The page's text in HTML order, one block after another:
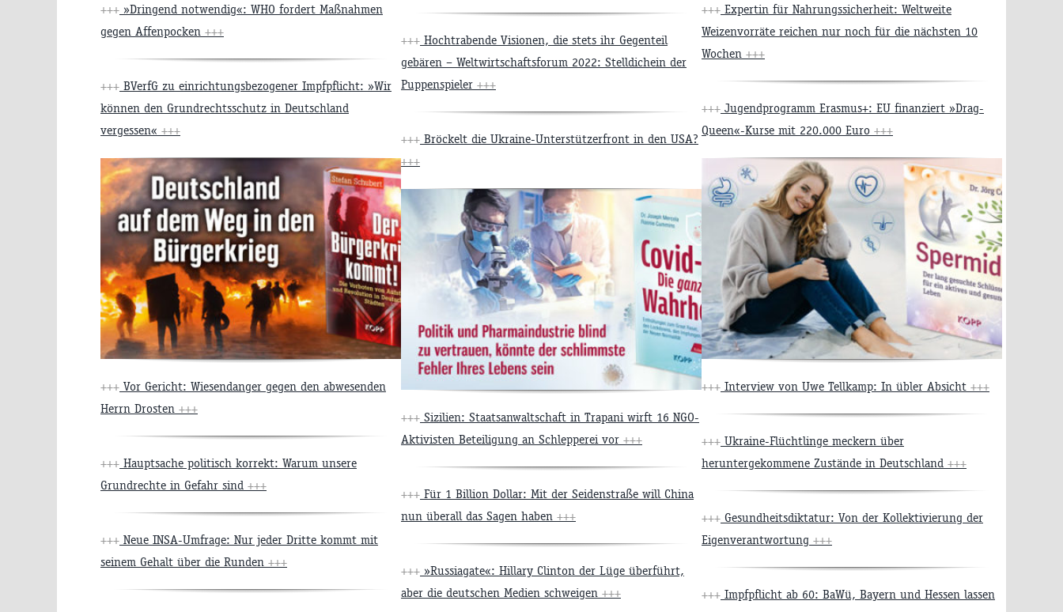
+++ »Dringend notwendig«: WHO fordert Maßnahmen
gegen Affenpocken +++
+++ BVerfG zu einrichtungsbezogener Impfpflicht: »Wir
können den Grundrechtsschutz in Deutschland
vergessen« +++
+++ Vor Gericht: Wiesendanger gegen den abwesenden
Herrn Drosten +++
+++ Hauptsache politisch korrekt: Warum unsere
Grundrechte in Gefahr sind +++
+++ Neue INSA-Umfrage: Nur jeder Dritte kommt mit
seinem Gehalt über die Runden +++
+++ Hochtrabende Visionen, die stets ihr Gegenteil
gebären – Weltwirtschaftsforum 2022: Stelldichein der
Puppenspieler +++
+++ Bröckelt die Ukraine-Unterstützerfront in den USA?
+++
+++ Sizilien: Staatsanwaltschaft in Trapani wirft 16 NGO-
Aktivisten Beteiligung an Schlepperei vor +++
+++ Für 1 Billion Dollar: Mit der Seidenstraße will China
nun überall das Sagen haben +++
+++ »Russiagate«: Hillary Clinton der Lüge überführt,
aber die deutschen Medien schweigen +++
+++ Expertin für Nahrungssicherheit: Weltweite
Weizenvorräte reichen nur noch für die nächsten 10
Wochen +++
+++ Jugendprogramm Erasmus+: EU finanziert »Drag-
Queen«-Kurse mit 220.000 Euro +++
+++ Interview von Uwe Tellkamp: In übler Absicht +++
+++ Ukraine-Flüchtlinge meckern über
heruntergekommene Zustände in Deutschland +++
+++ Gesundheitsdiktatur: Von der Kollektivierung der
Eigenverantwortung +++
+++ Impfpflicht ab 60: BaWü, Bayern und Hessen lassen